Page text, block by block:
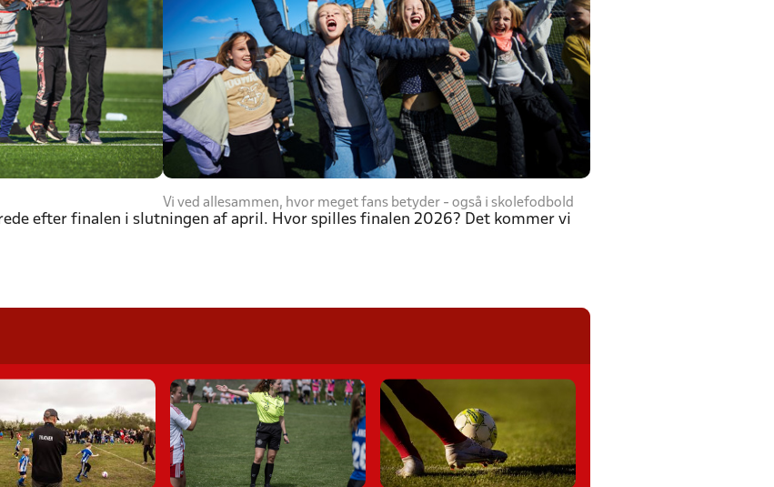
Vi ved allesammen, hvor meget fans betyder - også i skolefodbold
efter finalen i slutningen af april. Hvor spilles finalen 2026? Det kommer vi